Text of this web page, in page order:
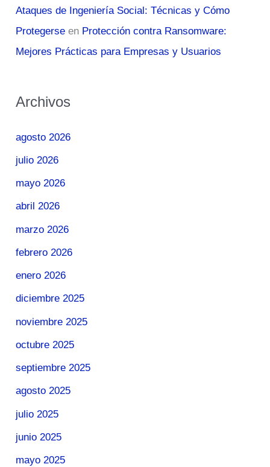
Ataques de Ingeniería Social: Técnicas y Cómo
Protegerse en Protección contra Ransomware:
Mejores Prácticas para Empresas y Usuarios
Archivos
agosto 2026
julio 2026
mayo 2026
abril 2026
marzo 2026
febrero 2026
enero 2026
diciembre 2025
noviembre 2025
octubre 2025
septiembre 2025
agosto 2025
julio 2025
junio 2025
mayo 2025